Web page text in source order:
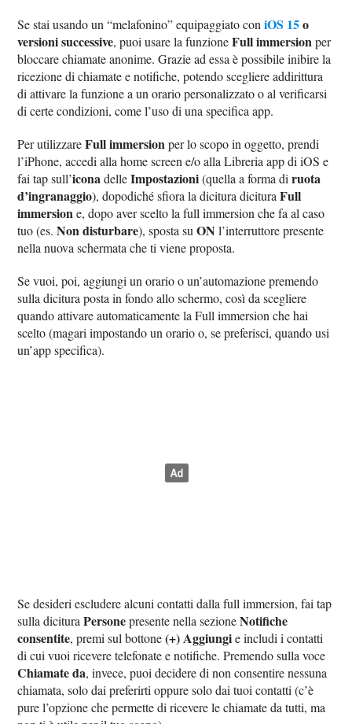
Se stai usando un “melafonino” equipaggiato coniOS 15o
versioni successive, puoi usare la funzioneFull immersionper
bloccare chiamate anonime. Grazie ad essa è possibile inibire la
ricezione di chiamate e notifiche, potendo scegliere addirittura
di attivare la funzione a un orario personalizzato o al verificarsi
di certe condizioni, come l’uso di una specifica app.
Per utilizzareFull immersionper lo scopo in oggetto, prendi
l’iPhone, accedi alla home screen e/o alla Libreria app di iOS e
fai tap sull’iconadelleImpostazioni(quella a forma diruota
d’ingranaggio), dopodiché sfiora la dicitura dicituraFull
immersione, dopo aver scelto la full immersion che fa al caso
tuo (es.Non disturbare), sposta suON l’interruttore presente
nella nuova schermata che ti viene proposta.
Se vuoi, poi, aggiungi un orario o un’automazione premendo
sulla dicitura posta in fondo allo schermo, così da scegliere
quando attivare automaticamente la Full immersion che hai
scelto (magari impostando un orario o, se preferisci, quando usi
un’app specifica).
Se desideri escludere alcuni contatti dalla full immersion, fai tap
sulla dicituraPersonepresente nella sezioneNotifiche
consentite, premi sul bottone(+) Aggiungie includi i contatti
di cui vuoi ricevere telefonate e notifiche. Premendo sulla voce
Chiamate da, invece, puoi decidere di non consentire nessuna
chiamata, solo dai preferirti oppure solo dai tuoi contatti (c’è
pure l’opzione che permette di ricevere le chiamate da tutti, ma